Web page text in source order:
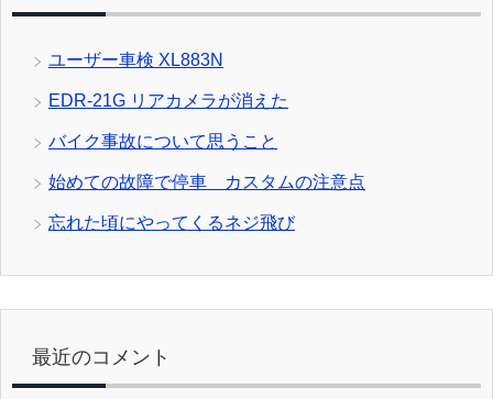
ユーザー車検 XL883N
EDR-21G リアカメラが消えた
バイク事故について思うこと
始めての故障で停車 カスタムの注意点
忘れた頃にやってくるネジ飛び
最近のコメント